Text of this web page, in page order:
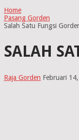
Home
Pasang Gorden
Salah Satu Fungsi
SALAH
Raja Gorden Februari